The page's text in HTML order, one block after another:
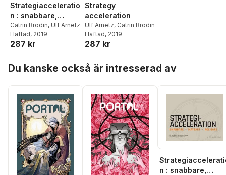
Strategiacceleratio
n : snabbare,
mätbart, roligare -
en handbok i
konsten att lyckas
strategigenomföra
Catrin Brodin, Ulf Arnetz
Häftad, 2019
287 kr
Strategy
acceleration
Ulf Arnetz, Catrin Brodin
Häftad, 2019
287 kr
Du kanske också är intresserad av
n : snabbare,